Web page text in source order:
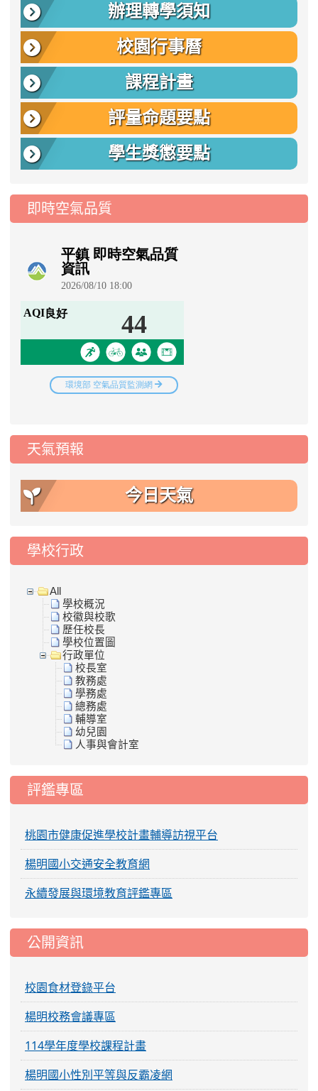
辦理轉學須知
校園行事曆
課程計畫
評量命題要點
學生獎懲要點
即時空氣品質
天氣預報
今日天氣
學校行政
All
學校概況
校徽與校歌
歷任校長
學校位置圖
行政單位
校長室
教務處
學務處
總務處
輔導室
幼兒園
人事與會計室
評鑑專區
桃園市健康促進學校計畫輔導訪視平台
楊明國小交通安全教育網
永續發展與環境教育評鑑專區
公開資訊
校園食材登錄平台
楊明校務會議專區
114學年度學校課程計畫
楊明國小性別平等與反霸凌網